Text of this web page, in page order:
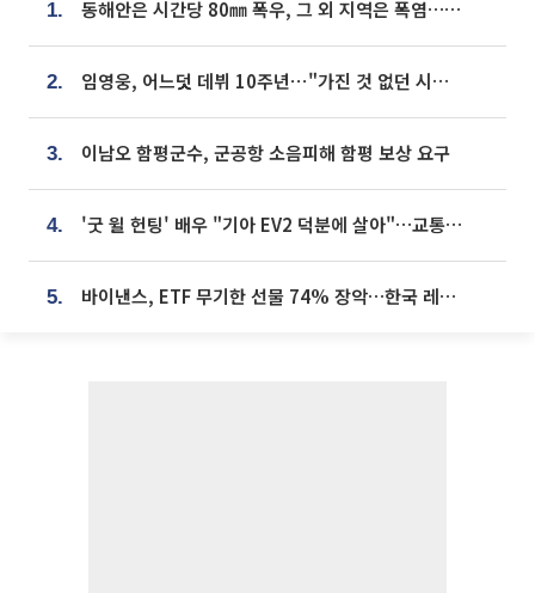
1. 동해안은 시간당 80㎜ 폭우, 그 외 지역은 폭염…‘극과 극 날씨’
2. 임영웅, 어느덧 데뷔 10주년⋯"가진 것 없던 시절, 내 앞엔 20명의 팬뿐"
3. 이남오 함평군수, 군공항 소음피해 함평 보상 요구
4. '굿 윌 헌팅' 배우 "기아 EV2 덕분에 살아"…교통사고 후 안전성 극찬
5. 바이낸스, ETF 무기한 선물 74% 장악…한국 레버리지 ETF 거래 급증 [e가상자산]